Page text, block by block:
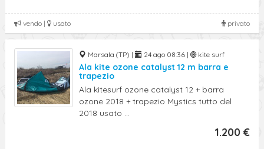
privato
vendo | usato
Marsala (TP) | 24 ago 08:36 | kite surf
Ala kite ozone catalyst 12 m barra e
trapezio
Ala kitesurf ozone catalyst 12 + barra
ozone 2018 + trapezio Mystics tutto del
2018 usato ...
1.200 €